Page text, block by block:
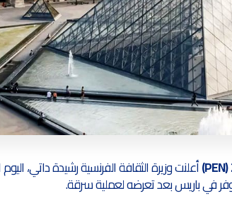
أعلنت وزيرة الثقافة الفرنسية رشيدة داتي،
في باريس بعد تعرضه لعملية سرقة.